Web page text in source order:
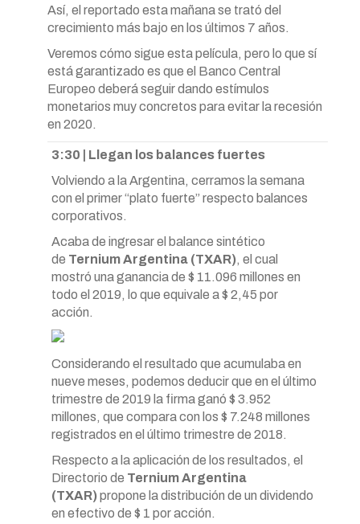
Así, el reportado esta mañana se trató del
crecimiento más bajo en los últimos 7 años.
Veremos cómo sigue esta película, pero lo que sí
está garantizado es que el Banco Central
Europeo deberá seguir dando estímulos
monetarios muy concretos para evitar la recesión
en 2020.
3:30 | Llegan los balances fuertes
Volviendo a la Argentina, cerramos la semana
con el primer “plato fuerte” respecto balances
corporativos.
Acaba de ingresar el balance sintético
de Ternium Argentina (TXAR), el cual
mostró una ganancia de $ 11.096 millones en
todo el 2019, lo que equivale a $ 2,45 por
acción.
Considerando el resultado que acumulaba en
nueve meses, podemos deducir que en el último
trimestre de 2019 la firma ganó $ 3.952
millones, que compara con los $ 7.248 millones
registrados en el último trimestre de 2018.
Respecto a la aplicación de los resultados, el
Directorio de Ternium Argentina
(TXAR)propone la distribución de un dividendo
en efectivo de $ 1 por acción.